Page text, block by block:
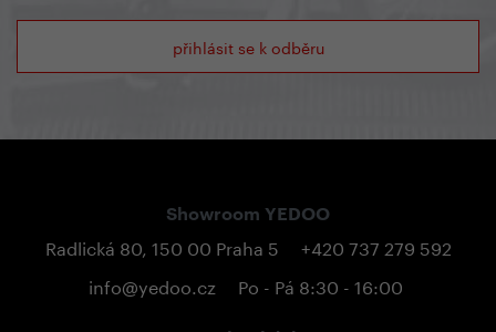
přihlásit se k odběru
Showroom YEDOO
Radlická 80, 150 00 Praha 5
+420 737 279 592
info@yedoo.cz
Po - Pá 8:30 - 16:00